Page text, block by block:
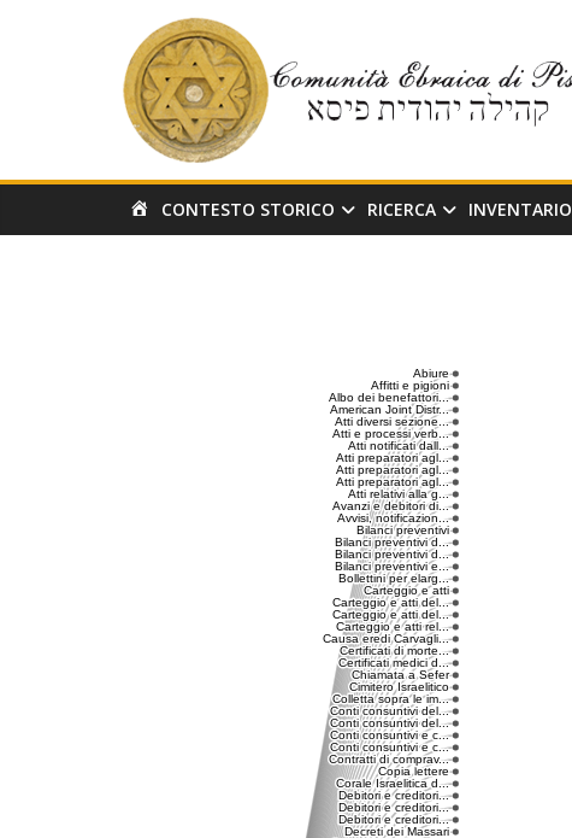
O
CONTESTO STORICO RICERCA INVENTARIO